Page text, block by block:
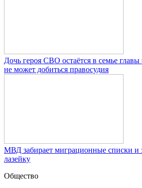
Дочь героя СВО остаётся в семье
не может добиться правосудия
МВД забирает миграционные списки и
лазейку
Общество